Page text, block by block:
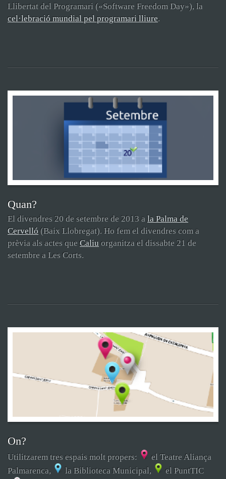
Llibertat del Programari («Software Freedom Day»), la
cel·lebració mundial pel programari lliure.
Quan?
El divendres 20 de setembre de 2013 a la Palma de
Cervelló (Baix Llobregat). Ho fem el divendres com a
prèvia als actes que Caliu organitza el dissabte 21 de
setembre a Les Corts.
On?
Utilitzarem tres espais molt propers:
el Teatre Aliança
Palmarenca,
la Biblioteca Municipal,
el PuntTIC